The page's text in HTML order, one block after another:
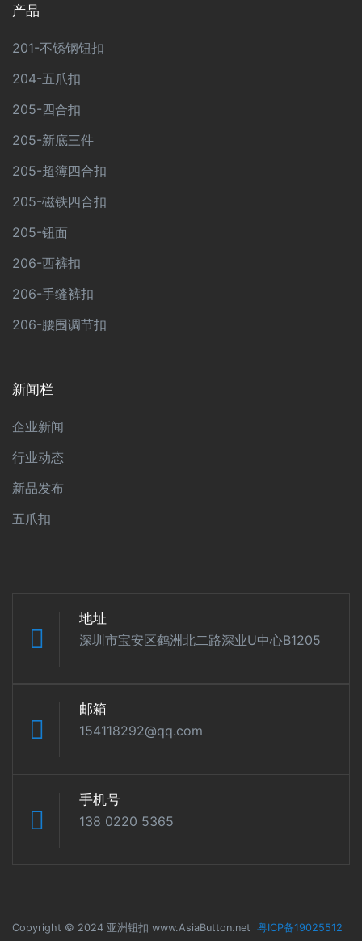
产品
201-不锈钢钮扣
204-五爪扣
205-四合扣
205-新底三件
205-超簿四合扣
205-磁铁四合扣
205-钮面
206-西裤扣
206-手缝裤扣
206-腰围调节扣
新闻栏
企业新闻
行业动态
新品发布
五爪扣
地址
深圳市宝安区鹤洲北二路深业U中心B1205
邮箱
154118292@qq.com
手机号
138 0220 5365
Copyright © 2024 亚洲钮扣 www.AsiaButton.net 粤ICP备19025512